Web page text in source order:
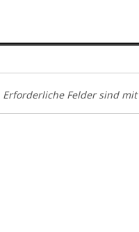
Erforderliche Felder sind mit